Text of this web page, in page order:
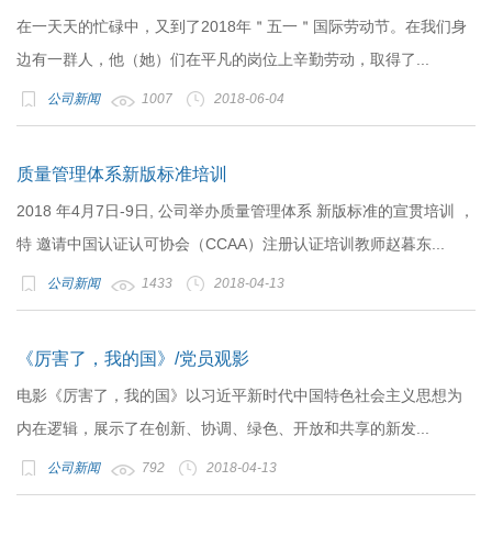
在一天天的忙碌中，又到了2018年＂五一＂国际劳动节。在我们身
边有一群人，他（她）们在平凡的岗位上辛勤劳动，取得了...
公司新闻 1007 2018-06-04
质量管理体系新版标准培训
2018 年4月7日-9日, 公司举办质量管理体系 新版标准的宣贯培训 ，
特 邀请中国认证认可协会（CCAA）注册认证培训教师赵暮东...
公司新闻 1433 2018-04-13
《厉害了，我的国》/党员观影
电影《厉害了，我的国》以习近平新时代中国特色社会主义思想为
内在逻辑，展示了在创新、协调、绿色、开放和共享的新发...
公司新闻 792 2018-04-13